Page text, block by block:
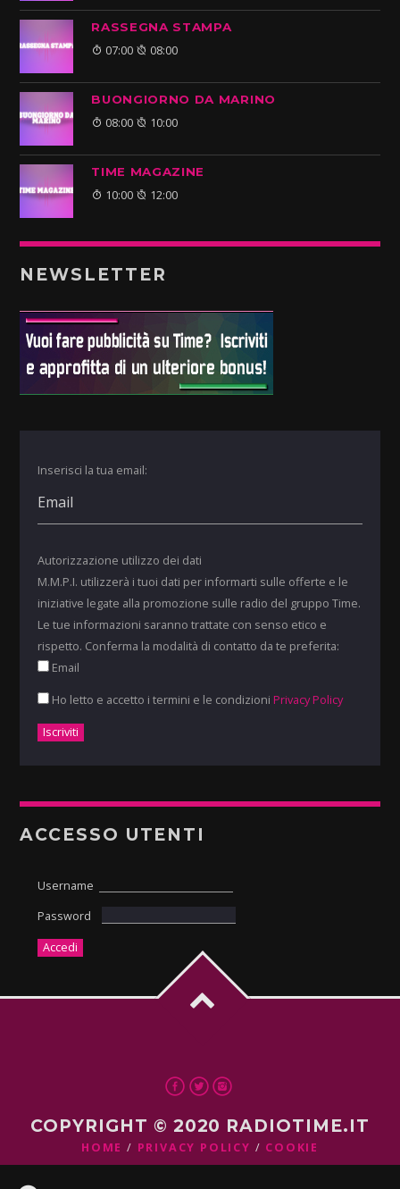
RASSEGNA STAMPA
07:00 08:00
BUONGIORNO DA MARINO
08:00 10:00
TIME MAGAZINE
10:00 12:00
NEWSLETTER
Inserisci la tua email:
Autorizzazione utilizzo dei dati
M.M.P.I. utilizzerà i tuoi dati per informarti sulle offerte e le
iniziative legate alla promozione sulle radio del gruppo Time.
Le tue informazioni saranno trattate con senso etico e
rispetto. Conferma la modalità di contatto da te preferita:
Email
Ho letto e accetto i termini e le condizioni Privacy Policy
ACCESSO UTENTI
Username
Password
COPYRIGHT © 2020 RADIOTIME.IT
HOME PRIVACY POLICY COOKIE